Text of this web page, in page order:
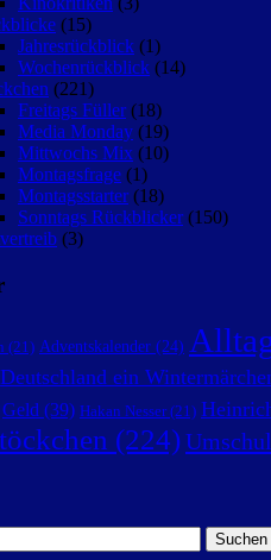
(15)
Jahresrückblick (1)
Wochenrückblick (14)
(221)
Freitags Füller (18)
Media Monday (19)
Mittwochs Mix (10)
Montagsfrage (1)
Montagsstarter (18)
Sonntags Rückblicker (150)
(3)
(21) Adventskalender (24)
Deutschland ein
Geld (39) Hakan Nesser(21)
(224)